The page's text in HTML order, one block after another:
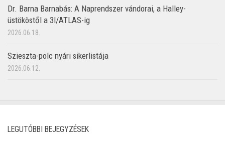
Dr. Barna Barnabás: A Naprendszer vándorai, a Halley-
üstököstől a 3I/ATLAS-ig
2026.06.18.
Szieszta-polc nyári sikerlistája
2026.06.12.
LEGUTÓBBI BEJEGYZÉSEK